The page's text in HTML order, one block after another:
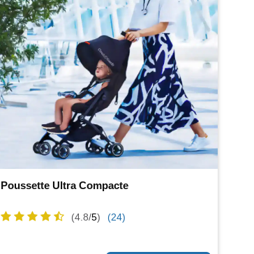
Poussette Ultra Compacte
(4.8/5) (24)